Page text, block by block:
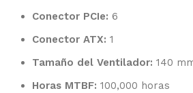
Conector PCIe: 6
Conector ATX: 1
Tamaño del Ventilador: 140
Horas MTBF: 100,000 horas